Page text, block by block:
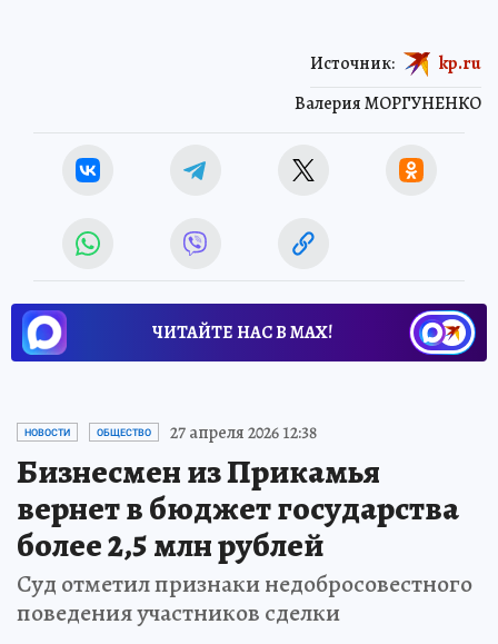
Валерия МОРГУНЕНКО
Источник: kp.ru
ЧИТАЙТЕ НАС В МАХ!
НОВОСТИ ОБЩЕСТВО 27 апреля 2026 12:38
Бизнесмен из Прикамья
вернет в бюджет государства
более 2,5 млн рублей
Суд отметил признаки недобросовестного
поведения участников сделки